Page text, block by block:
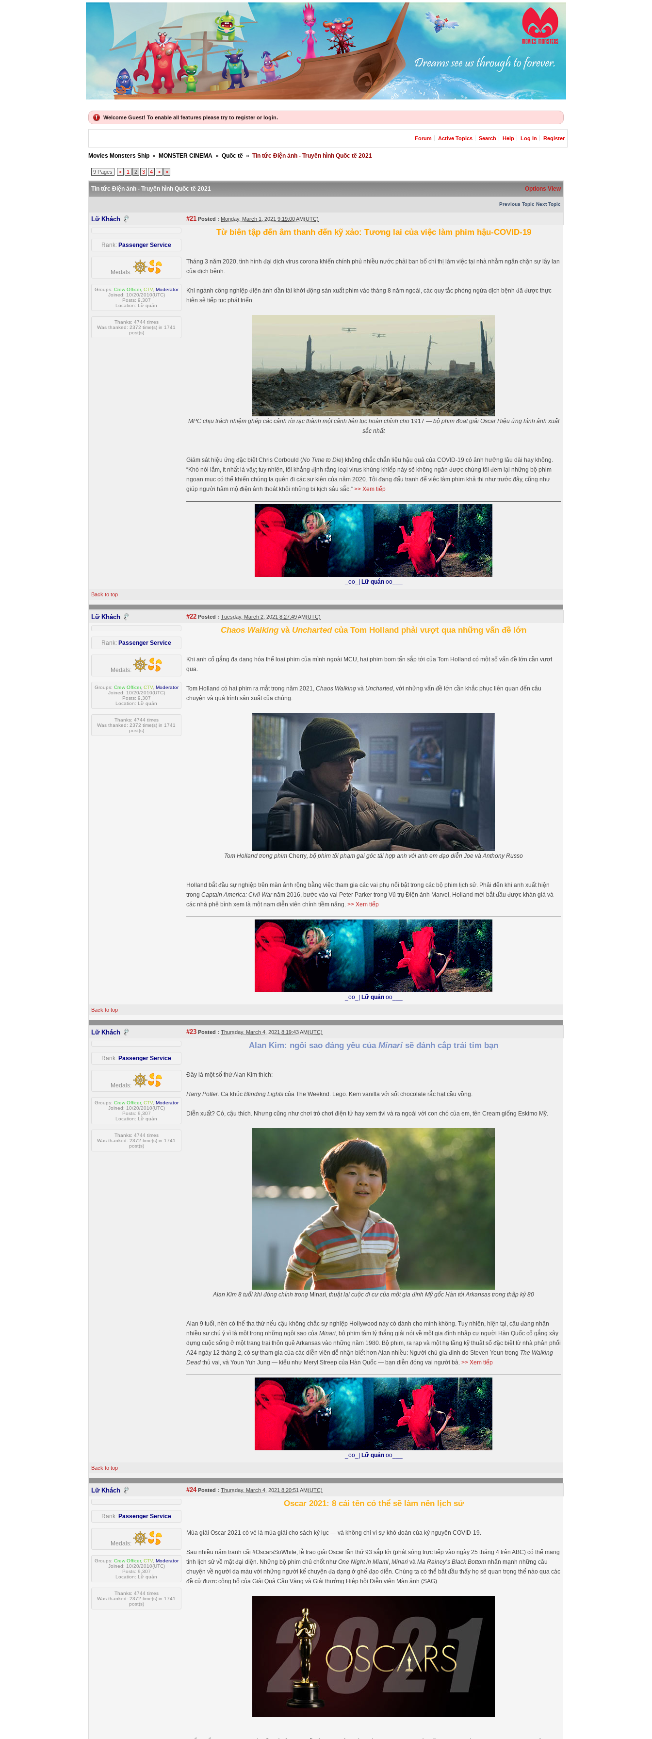
Welcome Guest! To enable all features please try to register or login.
Forum Active Topics Search Help Log In Register
Movies Monsters Ship » MONSTER CINEMA » Quốc tế » Tin tức Điện ảnh - Truyền hình Quốc tế 2021
9 Pages < 1 2 3 4 > »
Tin tức Điện ảnh - Truyền hình Quốc tế 2021 Options View
Previous Topic Next Topic
Lữ Khách #21 Posted : Monday, March 1, 2021 9:19:00 AM(UTC)
Rank: Passenger Service
Medals:
Groups: Crew Officer, CTV, Moderator
Joined: 10/20/2010(UTC)
Posts: 9,307
Location: Lữ quán
Thanks: 4744 times
Was thanked: 2372 time(s) in 1741
post(s)
Từ biên tập đến âm thanh đến kỹ xảo: Tương lai của việc làm phim hậu-COVID-19
Tháng 3 năm 2020, tình hình đại dịch virus corona khiến chính phủ nhiều nước phải ban bố chỉ thị làm việc tại nhà nhằm ngăn chặn sự lây lan
của dịch bệnh.
Khi ngành công nghiệp điện ảnh dần tái khởi động sản xuất phim vào tháng 8 năm ngoái, các quy tắc phòng ngừa dịch bệnh đã được thực
hiện sẽ tiếp tục phát triển.
MPC chịu trách nhiệm ghép các cảnh rời rạc thành một cảnh liên tục hoàn chỉnh cho 1917 — bộ phim đoạt giải Oscar Hiệu ứng hình ảnh xuất
sắc nhất
Giám sát hiệu ứng đặc biệt Chris Corbould (No Time to Die) không chắc chắn liệu hậu quả của COVID-19 có ảnh hưởng lâu dài hay không.
“Khó nói lắm, ít nhất là vậy; tuy nhiên, tôi khẳng định rằng loại virus khủng khiếp này sẽ không ngăn được chúng tôi đem lại những bộ phim
ngoạn mục có thể khiến chúng ta quên đi các sự kiện của năm 2020. Tôi đang đấu tranh để việc làm phim khả thi như trước đây, cũng như
giúp người hâm mộ điện ảnh thoát khỏi những bi kịch sâu sắc.” >> Xem tiếp
_oo_| Lữ quán oo___
Back to top
Lữ Khách #22 Posted : Tuesday, March 2, 2021 8:27:49 AM(UTC)
Rank: Passenger Service
Medals:
Groups: Crew Officer, CTV, Moderator
Joined: 10/20/2010(UTC)
Posts: 9,307
Location: Lữ quán
Thanks: 4744 times
Was thanked: 2372 time(s) in 1741
post(s)
Chaos Walking và Unchartedcủa Tom Holland phải vượt qua những vấn đề lớn
Khi anh cố gắng đa dạng hóa thể loại phim của mình ngoài MCU, hai phim bom tấn sắp tới của Tom Holland có một số vấn đề lớn cần vượt
qua.
Tom Holland có hai phim ra mắt trong năm 2021, Chaos Walking và Uncharted, với những vấn đề lớn cần khắc phục liên quan đến câu
chuyện và quá trình sản xuất của chúng.
Tom Holland trong phim Cherry, bộ phim tội phạm gai góc tái hợp anh với anh em đạo diễn Joe và Anthony Russo
Holland bắt đầu sự nghiệp trên màn ảnh rộng bằng việc tham gia các vai phụ nổi bật trong các bộ phim lịch sử. Phải đến khi anh xuất hiện
trong Captain America: Civil Warnăm 2016, bước vào vai Peter Parker trong Vũ trụ Điện ảnh Marvel, Holland mới bắt đầu được khán giả và
các nhà phê bình xem là một nam diễn viên chính tiềm năng. >> Xem tiếp
_oo_| Lữ quán oo___
Back to top
Lữ Khách #23 Posted : Thursday, March 4, 2021 8:19:43 AM(UTC)
Rank: Passenger Service
Medals:
Groups: Crew Officer, CTV, Moderator
Joined: 10/20/2010(UTC)
Posts: 9,307
Location: Lữ quán
Thanks: 4744 times
Was thanked: 2372 time(s) in 1741
post(s)
Alan Kim: ngôi sao đáng yêu của Minari sẽ đánh cắp trái tim bạn
Đây là một số thứ Alan Kim thích:
Harry Potter. Ca khúc Blinding Lights của The Weeknd. Lego. Kem vanilla với sốt chocolate rắc hạt cầu vồng.
Diễn xuất? Có, cậu thích. Nhưng cũng như chơi trò chơi điện tử hay xem tivi và ra ngoài với con chó của em, tên Cream giống Eskimo Mỹ.
Alan Kim 8 tuổi khi đóng chính trong Minari, thuật lại cuộc di cư của một gia đình Mỹ gốc Hàn tới Arkansas trong thập kỷ 80
Alan 9 tuổi, nên có thể tha thứ nếu cậu không chắc sự nghiệp Hollywood này có dành cho mình không. Tuy nhiên, hiện tại, cậu đang nhận
nhiều sự chú ý vì là một trong những ngôi sao của Minari, bộ phim tâm lý thắng giải nói về một gia đình nhập cư người Hàn Quốc cố gắng xây
dựng cuộc sống ở một trang trại thôn quê Arkansas vào những năm 1980. Bộ phim, ra rạp và một hạ tầng kỹ thuật số đặc biệt từ nhà phân phối
A24 ngày 12 tháng 2, có sự tham gia của các diễn viên dễ nhận biết hơn Alan nhiều: Người chủ gia đình do Steven Yeun trong The Walking
Dead thủ vai, và Youn Yuh Jung — kiểu như Meryl Streep của Hàn Quốc — bạn diễn đóng vai người bà. >> Xem tiếp
_oo_| Lữ quán oo___
Back to top
Lữ Khách #24Posted : Thursday, March 4, 2021 8:20:51 AM(UTC)
Rank: Passenger Service
Medals:
Groups: Crew Officer, CTV, Moderator
Joined: 10/20/2010(UTC)
Posts: 9,307
Location: Lữ quán
Thanks: 4744 times
Was thanked: 2372 time(s) in 1741
post(s)
Oscar 2021: 8 cái tên có thể sẽ làm nên lịch sử
Mùa giải Oscar 2021 có vẻ là mùa giải cho sách kỷ lục — và không chỉ vì sự khó đoán của kỷ nguyên COVID-19.
Sau nhiều năm tranh cãi #OscarsSoWhite, lễ trao giải Oscar lần thứ 93 sắp tới (phát sóng trực tiếp vào ngày 25 tháng 4 trên ABC) có thể mang
tính lịch sử về mặt đại diện. Những bộ phim chủ chốt như One Night in Miami, Minari và Ma Rainey’s Black Bottom nhấn mạnh những câu
chuyện về người da màu với những người kể chuyện đa dạng ở ghế đạo diễn. Chúng ta có thể bắt đầu thấy họ sẽ quan trọng thế nào qua các
đề cử được công bố của Giải Quả Cầu Vàng và Giải thưởng Hiệp hội Diễn viên Màn ảnh (SAG).